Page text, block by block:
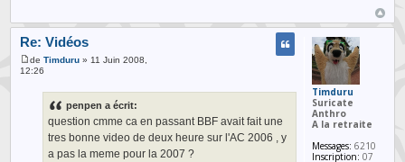
Re: Vidéos
deTimduru » 11 Juin 2008,
12:26
penpen a écrit:
question cmme ca en passant BBF avait fait une
tres bonne video de deux heure sur l'AC 2006 , y
a pas la meme pour la 2007 ?
Timduru
Suricate
Anthro
A la retraite
Messages: 6210
Inscription: 07